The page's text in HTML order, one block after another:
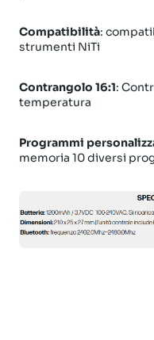
Compatibilità:
strumenti NiTi
Contrangolo 16:1:
temperatura
Programmi
memoria 10 diversi